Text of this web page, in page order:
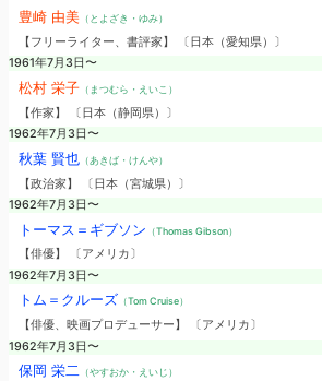
豊崎 由美（とよざき・ゆみ）
【フリーライター、書評家】 〔日本（愛知県）〕
1961年7月3日〜
松村 栄子（まつむら・えいこ）
【作家】 〔日本（静岡県）〕
1962年7月3日〜
秋葉 賢也（あきば・けんや）
【政治家】 〔日本（宮城県）〕
1962年7月3日〜
トーマス＝ギブソン （Thomas Gibson）
【俳優】 〔アメリカ〕
1962年7月3日〜
トム＝クルーズ （Tom Cruise）
【俳優、映画プロデューサー】 〔アメリカ〕
1962年7月3日〜
保岡 栄二（やすおか・えいじ）